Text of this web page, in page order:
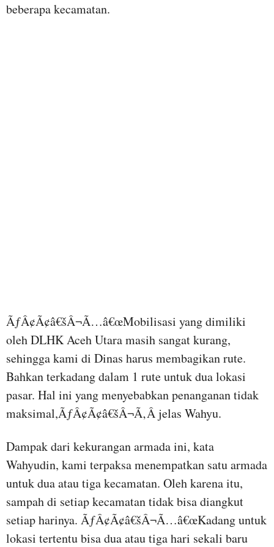
beberapa kecamatan.
ÃƒÂ¢Ã¢â€šÂ¬Ã…â€œMobilisasi yang dimiliki
oleh DLHK Aceh Utara masih sangat kurang,
sehingga kami di Dinas harus membagikan rute.
Bahkan terkadang dalam 1 rute untuk dua lokasi
pasar. Hal ini yang menyebabkan penanganan tidak
maksimal,ÃƒÂ¢Ã¢â€šÂ¬Ã‚Â jelas Wahyu.
Dampak dari kekurangan armada ini, kata
Wahyudin, kami terpaksa menempatkan satu armada
untuk dua atau tiga kecamatan. Oleh karena itu,
sampah di setiap kecamatan tidak bisa diangkut
setiap harinya. ÃƒÂ¢Ã¢â€šÂ¬Ã…â€œKadang untuk
lokasi tertentu bisa dua atau tiga hari sekali baru